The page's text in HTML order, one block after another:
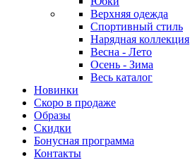
Верхняя одежда
Спортивный стиль
Нарядная коллекция
Весна - Лето
Осень - Зима
Весь каталог
Новинки
Скоро в продаже
Образы
Скидки
Бонусная программа
Контакты